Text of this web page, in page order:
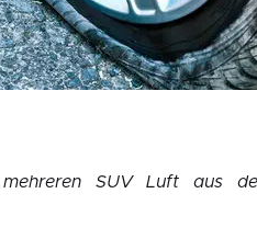
SUV Luft aus